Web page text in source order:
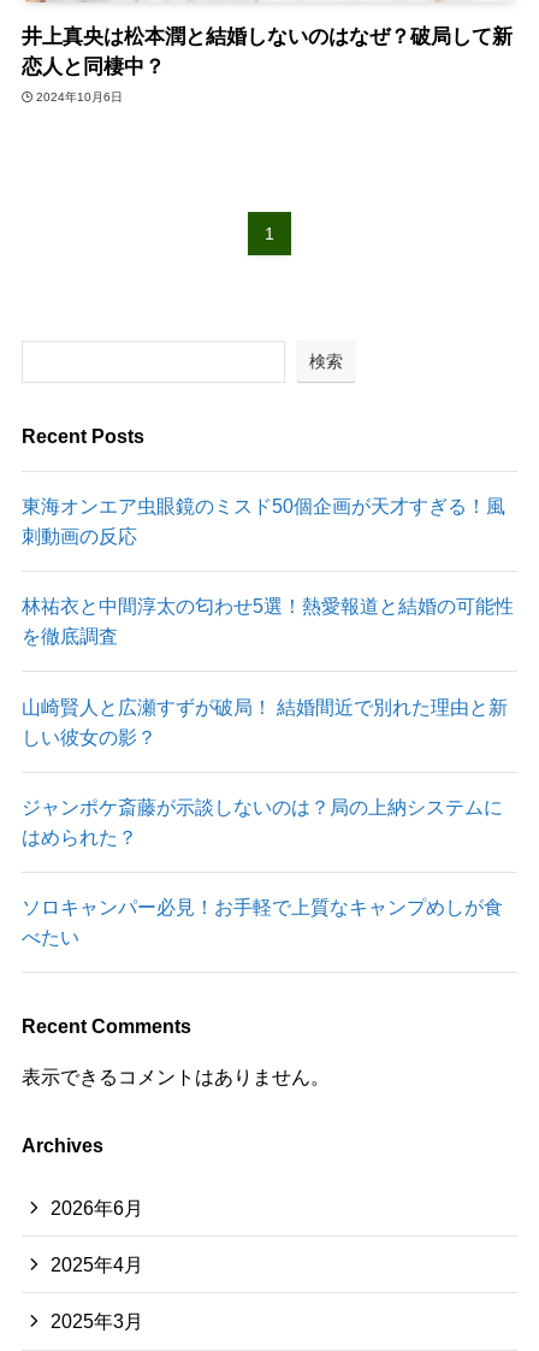
井上真央は松本潤と結婚しないのはなぜ？破局して新
恋人と同棲中？
2024年10月6日
1
検索
Recent Posts
東海オンエア虫眼鏡のミスド50個企画が天才すぎる！風
刺動画の反応
林祐衣と中間淳太の匂わせ5選！熱愛報道と結婚の可能性
を徹底調査
山崎賢人と広瀬すずが破局！ 結婚間近で別れた理由と新
しい彼女の影？
ジャンポケ斎藤が示談しないのは？局の上納システムに
はめられた？
ソロキャンパー必見！お手軽で上質なキャンプめしが食
べたい
Recent Comments
表示できるコメントはありません。
Archives
2026年6月
2025年4月
2025年3月